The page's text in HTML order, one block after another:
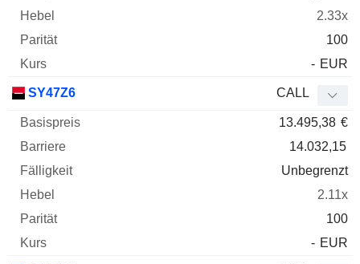
2.33x
100
- EUR
SY47Z6 CALL
13.495,38 €
14.032,15
Unbegrenzt
2.11x
100
- EUR